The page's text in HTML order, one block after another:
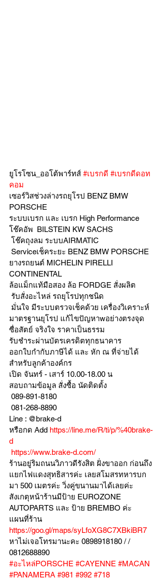
ยูโรโซน_ออโต้พาร์ทส์ #เบรกดี #เบรกดีดอท
คอม
เซอร์วิสช่วงล่างรถยุโรป BENZ BMW
PORSCHE
ระบบเบรก และ เบรก High Performance
โช๊คอัพ  BILSTEIN KW SACHS
โช๊คถุงลม ระบบAIRMATIC
Serviceเช็คระยะ BENZ BMW PORSCHE
ยางรถยนต์ MICHELIN PIRELLI
CONTINENTAL
ล้อแม็กแท้มือสอง ล้อ FORDGE สั่งผลิต
รับสั่งอะไหล่ รถยุโรปทุกชนิด
มาตรฐานยุโรป แก้ไขปัญหาwอย่างตรงจุด
ซื่อสัตย์ จริงใจ ราคาเป็นธรรม
รับชำระผ่านบัตรเครดิตทุกธนาคาร
ออกใบกำกับภาษีได้ และ หัก ณ ที่จ่ายได้
สำหรับลูกค้าองค์กร
เปิด จันทร์ - เสาร์ 10.00-18.00 น
สอบถามข้อมูล สั่งซื้อ นัดติดตั้ง
089-891-8180
081-268-8890
Line : @brake-d
หรือกด Add https://line.me/R/ti/p/%40brake-
d
https://www.brake-d.com/
ร้านอยู่ริมถนนวิภาวดีรังสิต ฝั่งขาออก ก่อนถึง
แยกไฟแดงสุทธิสารค่ะ เลยสโมสรทหารบก
มา 500 เมตรค่ะ วิ่งคู่ขนานมาได้เลยค่ะ
สังเกตุหน้าร้านมีป้าย EUROZONE
AUTOPARTS และ ป้าย BREMBO ค่ะ
แผนที่ร้าน
https://goo.gl/maps/syLfoXG8C7XBkiBR7
หาไม่เจอโทรมานะคะ 0898918180 / /
0812688890
#อะไหล่PORSCHE #CAYENNE #MACAN
#PANAMERA #981 #992 #718